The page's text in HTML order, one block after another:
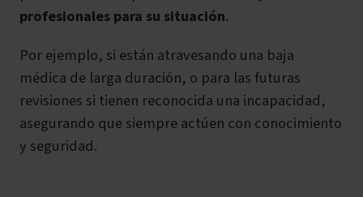
profesionales para su situación.
Por ejemplo, si están atravesando una baja
médica de larga duración, o para las futuras
revisiones si tienen reconocida una incapacidad,
asegurando que siempre actúen con conocimiento
y seguridad.